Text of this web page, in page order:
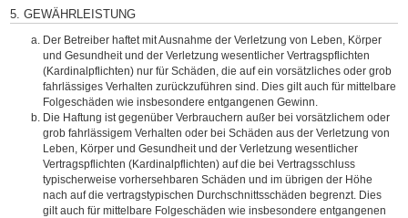
5. GEWÄHRLEISTUNG
Der Betreiber haftet mit Ausnahme der Verletzung von Leben, Körper
und Gesundheit und der Verletzung wesentlicher Vertragspflichten
(Kardinalpflichten) nur für Schäden, die auf ein vorsätzliches oder grob
fahrlässiges Verhalten zurückzuführen sind. Dies gilt auch für mittelbare
Folgeschäden wie insbesondere entgangenen Gewinn.
Die Haftung ist gegenüber Verbrauchern außer bei vorsätzlichem oder
grob fahrlässigem Verhalten oder bei Schäden aus der Verletzung von
Leben, Körper und Gesundheit und der Verletzung wesentlicher
Vertragspflichten (Kardinalpflichten) auf die bei Vertragsschluss
typischerweise vorhersehbaren Schäden und im übrigen der Höhe
nach auf die vertragstypischen Durchschnittsschäden begrenzt. Dies
gilt auch für mittelbare Folgeschäden wie insbesondere entgangenen